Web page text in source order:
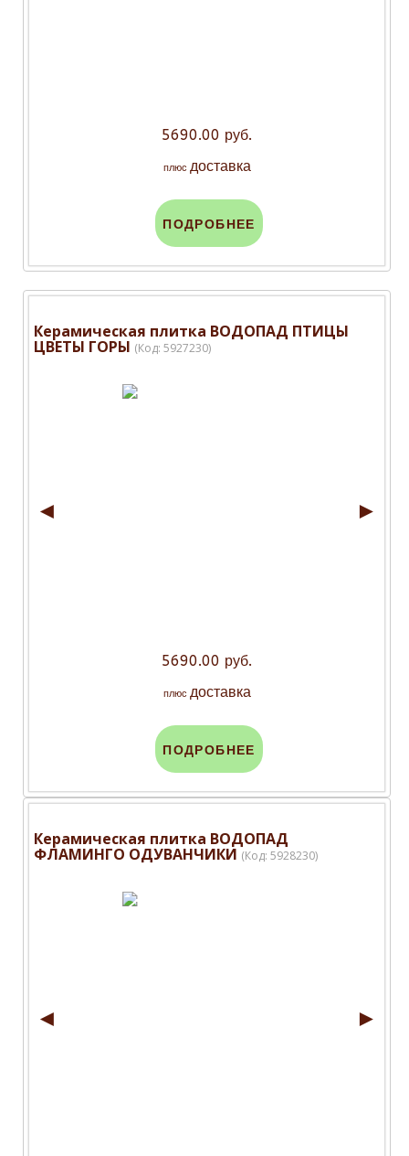
5690.00 руб.
плюс доставка
ПОДРОБНЕЕ
Керамическая плитка ВОДОПАД ПТИЦЫ
ЦВЕТЫ ГОРЫ (Код: 5927230)
◄ ►
5690.00 руб.
плюс доставка
ПОДРОБНЕЕ
Керамическая плитка ВОДОПАД
ФЛАМИНГО ОДУВАНЧИКИ (Код: 5928230)
◄ ►